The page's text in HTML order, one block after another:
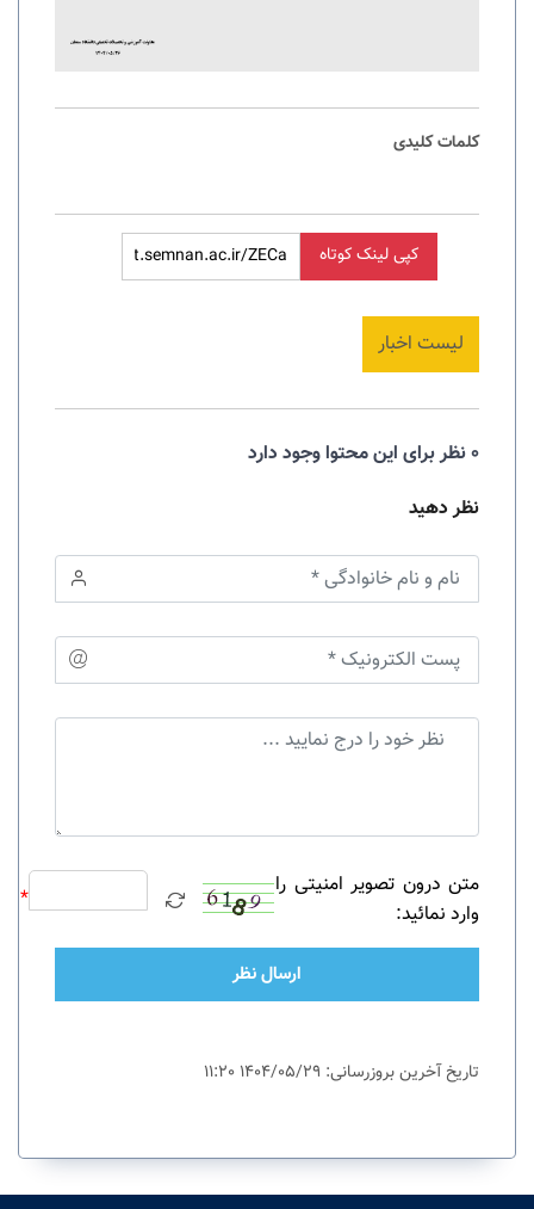
کلمات کلیدی
کپی لینک کوتاه
لیست اخبار
0 نظر برای این محتوا وجود دارد
نظر دهید
متن درون تصویر امنیتی را
وارد نمائید:
*
ارسال نظر
تاریخ آخرین بروزرسانی: 1404/05/29 11:20